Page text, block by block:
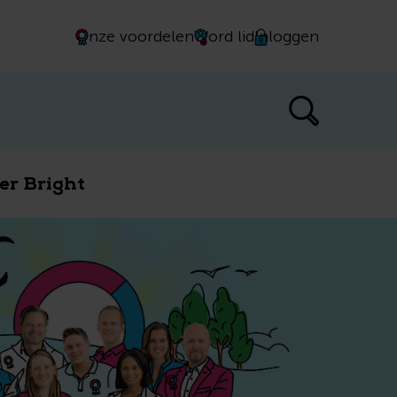
Onze voordelenWord lidInloggen
Bright